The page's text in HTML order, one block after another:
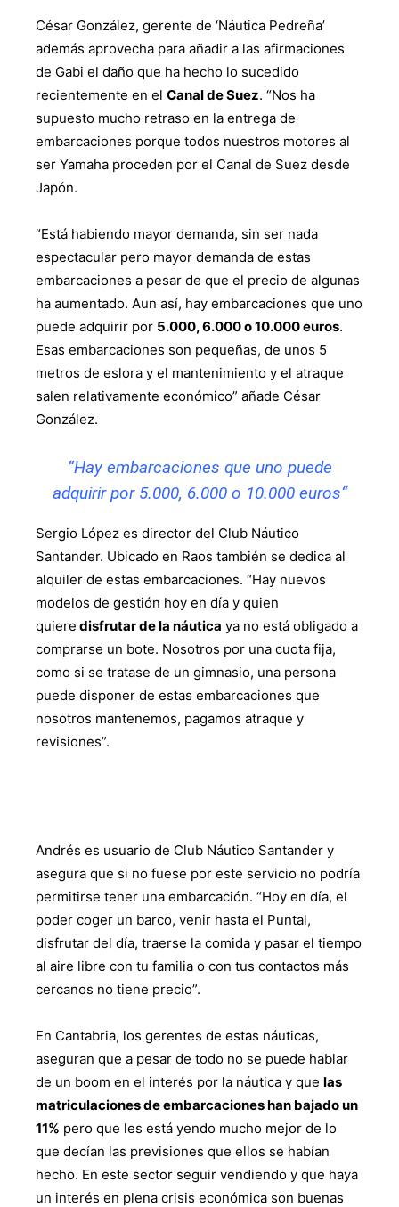
César González, gerente de ‘Náutica Pedreña’
además aprovecha para añadir a las afirmaciones
de Gabi el daño que ha hecho lo sucedido
recientemente en el Canal de Suez. “Nos ha
supuesto mucho retraso en la entrega de
embarcaciones porque todos nuestros motores al
ser Yamaha proceden por el Canal de Suez desde
Japón.
“Está habiendo mayor demanda, sin ser nada
espectacular pero mayor demanda de estas
embarcaciones a pesar de que el precio de algunas
ha aumentado. Aun así, hay embarcaciones que uno
puede adquirir por 5.000, 6.000 o 10.000 euros.
Esas embarcaciones son pequeñas, de unos 5
metros de eslora y el mantenimiento y el atraque
salen relativamente económico” añade César
González.
“Hay embarcaciones que uno puede
adquirir por 5.000, 6.000 o 10.000 euros“
Sergio López es director del Club Náutico
Santander. Ubicado en Raos también se dedica al
alquiler de estas embarcaciones. “Hay nuevos
modelos de gestión hoy en día y quien
quiere disfrutar de la náutica ya no está obligado a
comprarse un bote. Nosotros por una cuota fija,
como si se tratase de un gimnasio, una persona
puede disponer de estas embarcaciones que
nosotros mantenemos, pagamos atraque y
revisiones”.
Andrés es usuario de Club Náutico Santander y
asegura que si no fuese por este servicio no podría
permitirse tener una embarcación. “Hoy en día, el
poder coger un barco, venir hasta el Puntal,
disfrutar del día, traerse la comida y pasar el tiempo
al aire libre con tu familia o con tus contactos más
cercanos no tiene precio”.
En Cantabria, los gerentes de estas náuticas,
aseguran que a pesar de todo no se puede hablar
de un boom en el interés por la náutica y que las
matriculaciones de embarcaciones han bajado un
11% pero que les está yendo mucho mejor de lo
que decían las previsiones que ellos se habían
hecho. En este sector seguir vendiendo y que haya
un interés en plena crisis económica son buenas